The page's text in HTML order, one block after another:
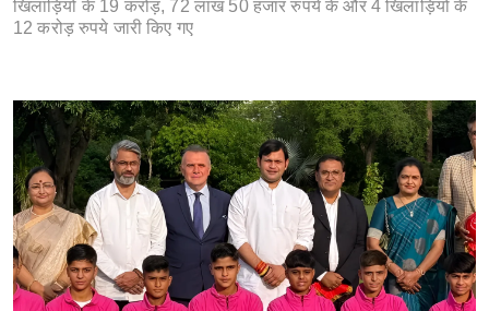
खिलाड़ियों के 19 करोड़, 72 लाख 50 हजार रुपये के और 4 खिलाड़ियों के
12 करोड़ रुपये जारी किए गए